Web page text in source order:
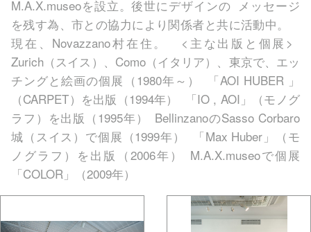
M.A.X.museoを設立。後世にデザインの メッセージ
を残す為、市との協力により関係者と共に活動中。
現在、Novazzano村在住。 <主な出版と個展>
Zurich（スイス）、Como（イタリア）、東京で、エッ
チングと絵画の個展（1980年～） 「AOI HUBER 」
（CARPET）を出版（1994年） 「IO , AOI」（モノグ
ラフ）を出版（1995年） BellinzanoのSasso Corbaro
城（スイス）で個展（1999年） 「Max Huber」（モ
ノグラフ）を出版（2006年） M.A.X.museoで個展
「COLOR」（2009年）